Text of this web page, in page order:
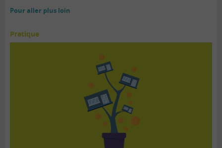
Pour aller plus loin
Pratique